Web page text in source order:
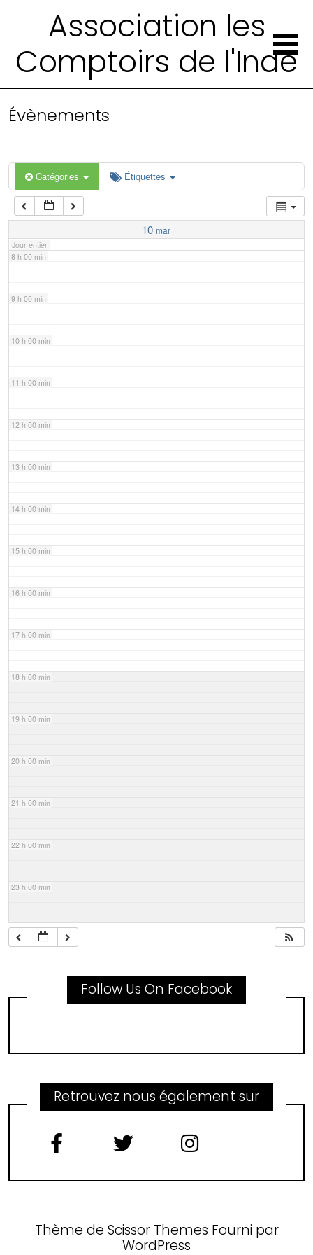
Association les
Comptoirs de l'Inde
Évènements
Catégories Étiquettes
10 mar
Jour entier
4 h 00 min
6 h 00 min
7 h 00 min
8 h 00 min
9 h 00 min
10 h 00 min
11 h 00 min
12 h 00 min
13 h 00 min
14 h 00 min
15 h 00 min
16 h 00 min
17 h 00 min
18 h 00 min
19 h 00 min
20 h 00 min
21 h 00 min
22 h 00 min
23 h 00 min
Follow Us On Facebook
Retrouvez nous également sur
Thème de Scissor Themes Fourni par
WordPress